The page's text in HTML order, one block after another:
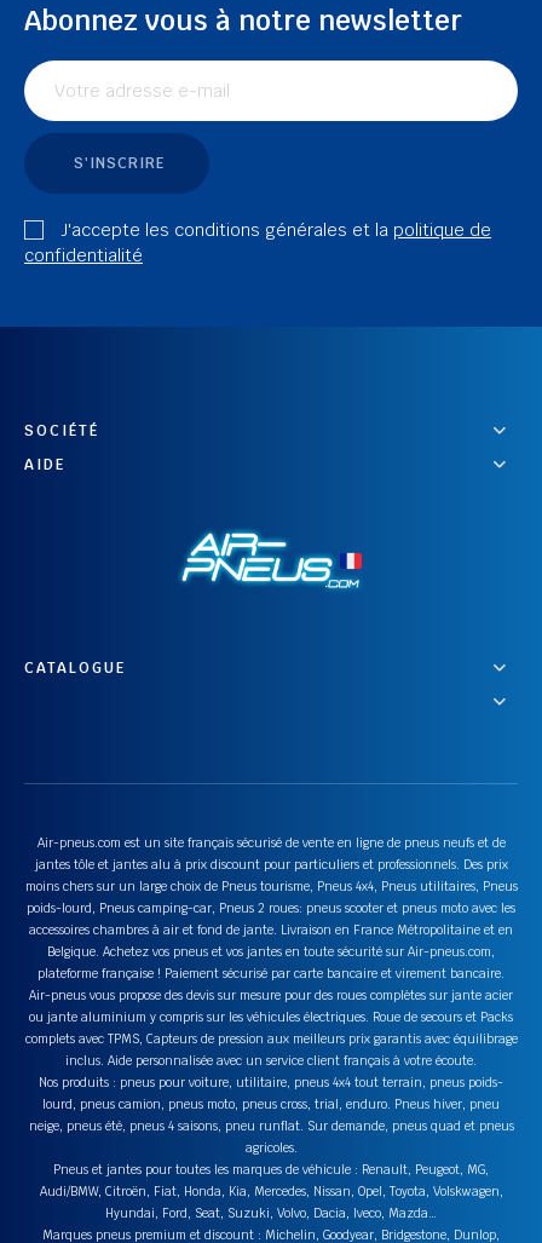
Abonnez vous à notre newsletter
S'INSCRIRE
J'accepte les conditions générales et la politique de
confidentialité
SOCIÉTÉ
AIDE
CATALOGUE
Air-pneus.com est un site français sécurisé de vente en ligne de pneus neufs et de
jantes tôle et jantes alu à prix discount pour particuliers et professionnels. Des prix
moins chers sur un large choix de Pneus tourisme, Pneus 4x4, Pneus utilitaires, Pneus
poids-lourd, Pneus camping-car, Pneus 2 roues: pneus scooter et pneus moto avec les
accessoires chambres à air et fond de jante. Livraison en France Métropolitaine et en
Belgique. Achetez vos pneus et vos jantes en toute sécurité sur Air-pneus.com,
plateforme française ! Paiement sécurisé par carte bancaire et virement bancaire.
Air-pneus vous propose des devis sur mesure pour des roues complètes sur jante acier
ou jante aluminium y compris sur les véhicules électriques. Roue de secours et Packs
complets avec TPMS, Capteurs de pression aux meilleurs prix garantis avec équilibrage
inclus. Aide personnalisée avec un service client français à votre écoute.
Nos produits : pneus pour voiture, utilitaire, pneus 4x4 tout terrain, pneus poids-
lourd, pneus camion, pneus moto, pneus cross, trial, enduro. Pneus hiver, pneu
neige, pneus été, pneus 4 saisons, pneu runflat. Sur demande, pneus quad et pneus
agricoles.
Pneus et jantes pour toutes les marques de véhicule : Renault, Peugeot, MG,
Audi/BMW, Citroën, Fiat, Honda, Kia, Mercedes, Nissan, Opel, Toyota, Volskwagen,
Hyundai, Ford, Seat, Suzuki, Volvo, Dacia, Iveco, Mazda…
Marques pneus premium et discount : Michelin, Goodyear, Bridgestone, Dunlop,